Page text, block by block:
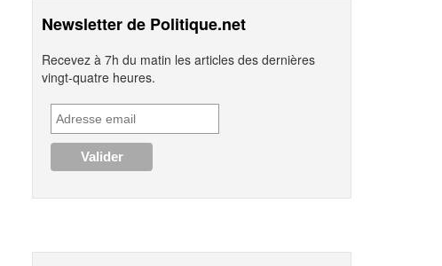
Newsletter de Politique.net
Recevez à 7h du matin les articles des dernières
vingt-quatre heures.